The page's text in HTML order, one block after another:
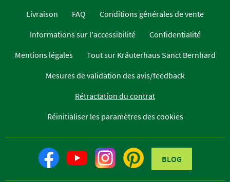
Livraison FAQ
Conditions générales de vente
Informations sur l'accessibilité
Confidentialité
Mentions légales
Tout sur Kräuterhaus Sanct Bernhard
Mesures de validation des avis/feedback
Rétractation du contrat
Réinitialiser les paramètres des cookies
BLOG